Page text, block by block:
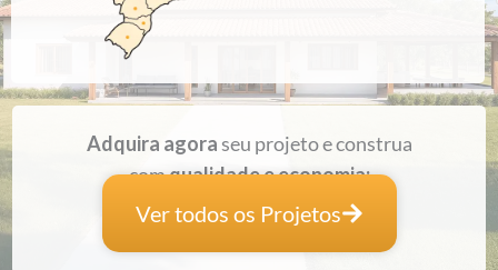
Adquira agoraseu projeto e construa
comqualidade e economia:
Ver todos os Projetos